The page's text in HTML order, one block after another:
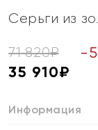
Серьги из
71 820₽ -
35 910₽
Информация